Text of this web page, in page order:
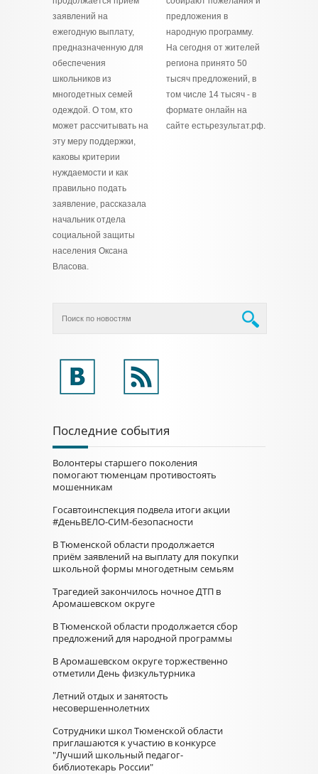
заявлений на
ежегодную выплату,
предназначенную для
обеспечения
школьников из
многодетных семей
одеждой. О том, кто
может рассчитывать на
эту меру поддержки,
каковы критерии
нуждаемости и как
правильно подать
заявление, рассказала
начальник отдела
социальной защиты
населения Оксана
Власова.
предложения в
народную программу.
На сегодня от жителей
региона принято 50
тысяч предложений, в
том числе 14 тысяч - в
формате онлайн на
сайте естьрезультат.рф.
Последние события
Волонтеры старшего поколения
помогают тюменцам противостоять
мошенникам
Госавтоинспекция подвела итоги акции
#ДеньВЕЛО-СИМ-безопасности
В Тюменской области продолжается
приём заявлений на выплату для покупки
школьной формы многодетным семьям
Трагедией закончилось ночное ДТП в
Аромашевском округе
В Тюменской области продолжается сбор
предложений для народной программы
В Аромашевском округе торжественно
отметили День физкультурника
Летний отдых и занятость
несовершеннолетних
Сотрудники школ Тюменской области
приглашаются к участию в конкурсе
"Лучший школьный педагог-
библиотекарь России"